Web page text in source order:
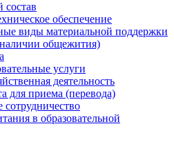
состав
обеспечение
виды материальной поддержки
общежития)
услуги
деятельность
для приема (перевода)
в образовательной